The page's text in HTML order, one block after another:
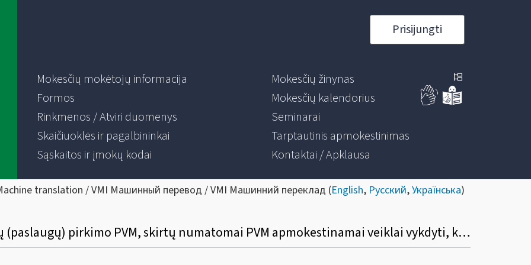
Prisijungti
Mokesčių mokėtojų informacija
Formos
Rinkmenos / Atviri duomenys
Skaičiuoklės ir pagalbininkai
Sąskaitos ir įmokų kodai
Mokesčių žinynas
Mokesčių kalendorius
Seminarai
Tarptautinis apmokestinimas
Kontaktai / Apklausa
translation / VMI Машинный перевод / VMI Машинний переклад (English, Русский,Українська)
Ar gali būti atskaitomas įsigytų prekių (paslaugų) pirkimo PVM, skirtų numatomai PVM apmokestinamai veiklai vykdyti, kuri vėliau dėl tam tikrų priežasčių nebuvo pradėta vykdyti?